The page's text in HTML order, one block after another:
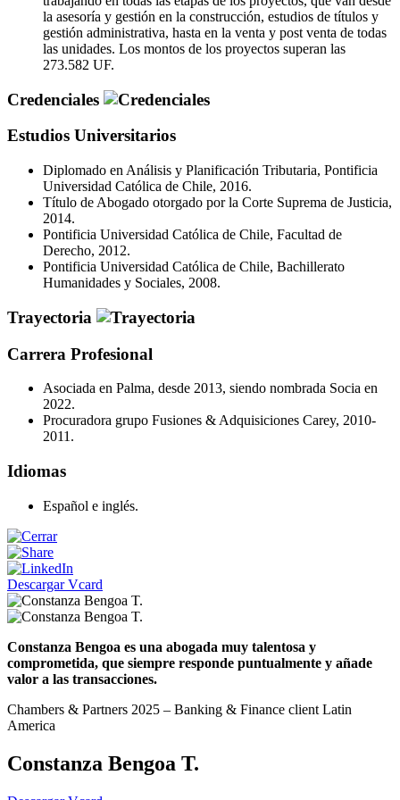
la asesoría y gestión en la construcción, estudios de títulos y
gestión administrativa, hasta en la venta y post venta de todas
las unidades. Los montos de los proyectos superan las
273.582 UF.
Credenciales
Estudios Universitarios
Diplomado en Análisis y Planificación Tributaria, Pontificia
Universidad Católica de Chile, 2016.
Título de Abogado otorgado por la Corte Suprema de Justicia,
2014.
Pontificia Universidad Católica de Chile, Facultad de
Derecho, 2012.
Pontificia Universidad Católica de Chile, Bachillerato
Humanidades y Sociales, 2008.
Trayectoria
Carrera Profesional
Asociada en Palma, desde 2013, siendo nombrada Socia en
2022.
Procuradora grupo Fusiones & Adquisiciones Carey, 2010-
2011.
Idiomas
Español e inglés.
Descargar Vcard
Constanza Bengoa es una abogada muy talentosa y
comprometida, que siempre responde puntualmente y añade
valor a las transacciones.
Chambers & Partners 2025 – Banking & Finance client Latin
America
Constanza Bengoa T.